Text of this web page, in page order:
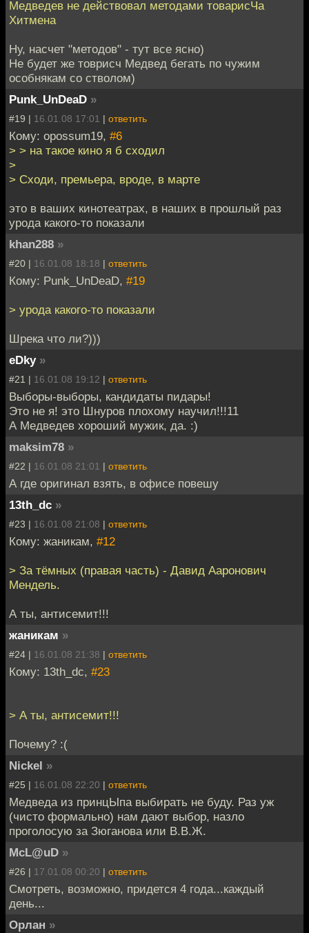
Медведев не действовал методами товарисЧа
Хитмена
Ну, насчет "методов" - тут все ясно)
Не будет же товрисч Медвед бегать по чужим
особнякам со стволом)
Punk_UnDeaD »
#19 | 16.01.08 17:01 | ответить
Кому: opossum19, #6
> > на такое кино я б сходил
>
> Сходи, премьера, вроде, в марте
это в ваших кинотеатрах, в наших в прошлый раз
урода какого-то показали
khan288 »
#20 | 16.01.08 18:18 | ответить
Кому: Punk_UnDeaD, #19
> урода какого-то показали
Шрека что ли?)))
eDky »
#21 | 16.01.08 19:12 | ответить
Выборы-выборы, кандидаты пидары!
Это не я! это Шнуров плохому научил!!!11
А Медведев хороший мужик, да. :)
maksim78 »
#22 | 16.01.08 21:01 | ответить
А где оригинал взять, в офисе повешу
13th_dc »
#23 | 16.01.08 21:08 | ответить
Кому: жаникам, #12
> За тёмных (правая часть) - Давид Ааронович
Мендель.
А ты, антисемит!!!
жаникам »
#24 | 16.01.08 21:38 | ответить
Кому: 13th_dc, #23
> А ты, антисемит!!!
Почему? :(
Nickel »
#25 | 16.01.08 22:20 | ответить
Медведа из принцЫпа выбирать не буду. Раз уж
(чисто формально) нам дают выбор, назло
проголосую за Зюганова или В.В.Ж.
McL@uD »
#26 | 17.01.08 00:20 | ответить
Смотреть, возможно, придется 4 года...каждый
день...
Орлан »